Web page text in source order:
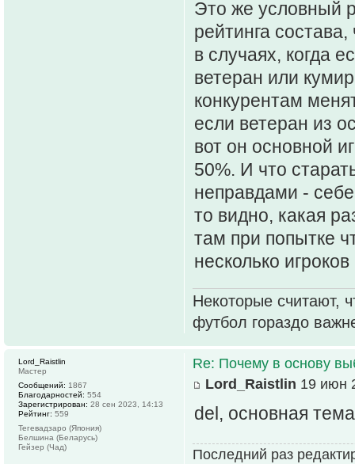
Это же условный
рейтинга
в случаях, когда
ветеран или
конкурентам
если ветеран из
вот он основной
50%. И что
неправдами -
то видно, какая
там при попытке
несколько
Некоторые считают,
футбол гораздо
Re: Почему в основу
Lord_Raistlin 19 июн
del, основная
Последний раз
Lord_Raistlin
Мастер
Сообщений: 1867
Благодарностей: 554
Зарегистрирован: 28 сен 2023, 14:13
Рейтинг: 559
Тегевадзаро (Япония)
Белшина (Беларусь)
Гейзер (Чад)